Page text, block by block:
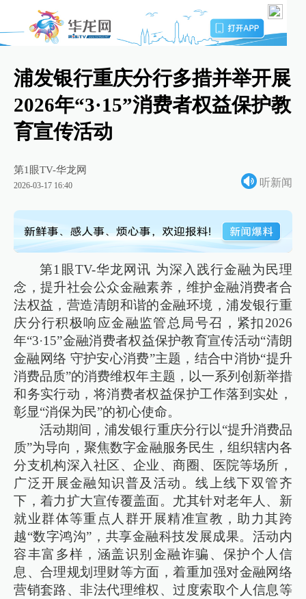
浦发银行重庆分行多措并举开展
2026年“3·15”消费者权益保护教
育宣传活动
第1眼TV-华龙网
2026-03-17 16:40 听新闻
第1眼TV-华龙网讯 为深入践行金融为民理
念，提升社会公众金融素养，维护金融消费者合
法权益，营造清朗和谐的金融环境，浦发银行重
庆分行积极响应金融监管总局号召，紧扣2026
年“3·15”金融消费者权益保护教育宣传活动“清朗
金融网络 守护安心消费”主题，结合中消协“提升
消费品质”的消费维权年主题，以一系列创新举措
和务实行动，将消费者权益保护工作落到实处，
彰显“消保为民”的初心使命。
活动期间，浦发银行重庆分行以“提升消费品
质”为导向，聚焦数字金融服务民生，组织辖内各
分支机构深入社区、企业、商圈、医院等场所，
广泛开展金融知识普及活动。线上线下双管齐
下，着力扩大宣传覆盖面。尤其针对老年人、新
就业群体等重点人群开展精准宣教，助力其跨
越“数字鸿沟”，共享金融科技发展成果。活动内
容丰富多样，涵盖识别金融诈骗、保护个人信
息、合理规划理财等方面，着重加强对金融网络
营销套路、非法代理维权、过度索取个人信息等